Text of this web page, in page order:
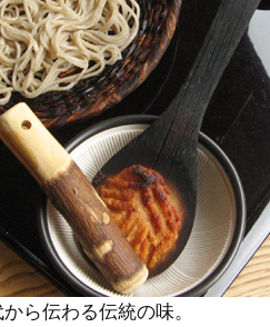
ら伝わる伝統の味。